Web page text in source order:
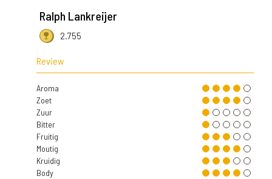
Ralph Lankreijer
2.755
Review
Aroma
Zoet
Zuur
Bitter
Fruitig
Moutig
Kruidig
Body